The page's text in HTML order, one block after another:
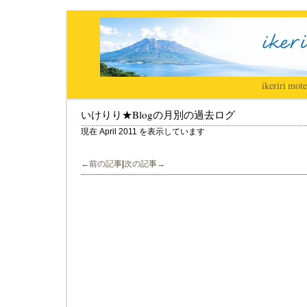
ikeriri|
いけりり★Blogの月別の過去ログ
現在 April 2011 を表示しています
←前の記事 次の記事→